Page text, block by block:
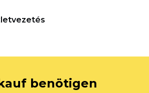
benötigen